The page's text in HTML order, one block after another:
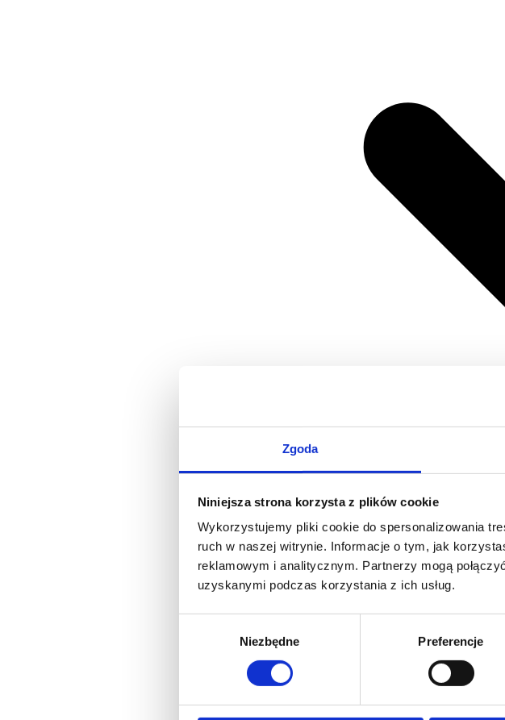
Zgoda
Niniejsza strona korzysta z plików cookie
Wykorzystujemy pliki cookie do spersonalizowania
ruch w naszej witrynie. Informacje o tym, jak
reklamowym i analitycznym. Partnerzy mogą
uzyskanymi podczas korzystania z ich usług.
Niezbędne Preferencje